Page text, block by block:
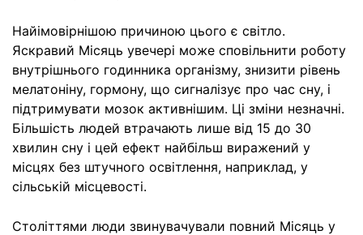
Найімовірнішою причиною цього є світло.
Яскравий Місяць увечері може сповільнити роботу
внутрішнього годинника організму, знизити рівень
мелатоніну, гормону, що сигналізує про час сну, і
підтримувати мозок активнішим. Ці зміни незначні.
Більшість людей втрачають лише від 15 до 30
хвилин сну і цей ефект найбільш виражений у
місцях без штучного освітлення, наприклад, у
сільській місцевості.
Століттями люди звинувачували повний Місяць у